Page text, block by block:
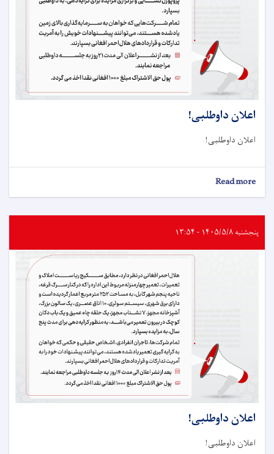
اعلان داوطلبی!
اعلان داوطلبی!
Read more
اعلان
پنجشنبه ۱۴۰۵/۵/۸ - ۱۳:۵۴
اعلان داوطلبی!
اعلان داوطلبی!